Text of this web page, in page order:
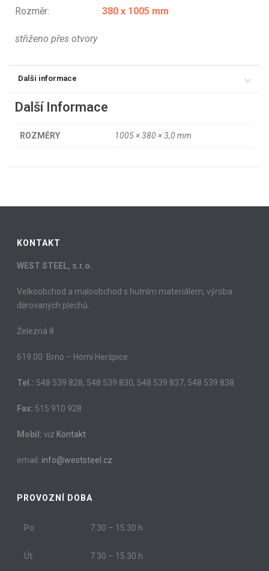
Rozměr: 380 x 1005 mm
střiženo přes otvory
Další informace
Další Informace
ROZMĚRY 1005 × 380 × 3,0 mm
KONTAKT
WEST STEEL, s.r.o.
Velkoobchod a maloobchod s hutním materiálem, výroba
děrovaných plechů.
Železná 8
619 00 Brno – Horní Heršpice
Tel.: 548 539 828, 548 539 830, 548 539 837, 548 539 838
Fax: 515 910 928
Mobil: viz Kontakt
email: info@weststeel.cz
PROVOZNÍ DOBA
Po: 7.30 – 15.30 h
Út: 7.30 – 15.30 h